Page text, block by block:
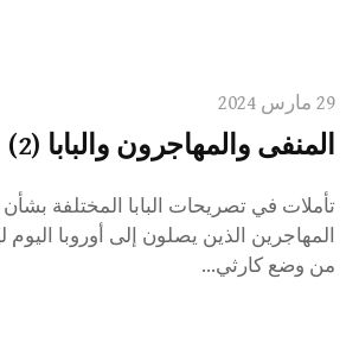
29 مارس 2024
المنفى والمهاجرون والبابا (2)
تأملات في تصريحات البابا المختلفة
المهاجرين الذين يصلون إلى أوروبا اليوم
من وضع كارثي...